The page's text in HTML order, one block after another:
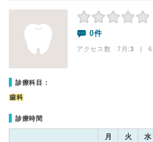
0件
アクセス数 7月:3 | 6
診療科目：
歯科
診療時間
月 火 水